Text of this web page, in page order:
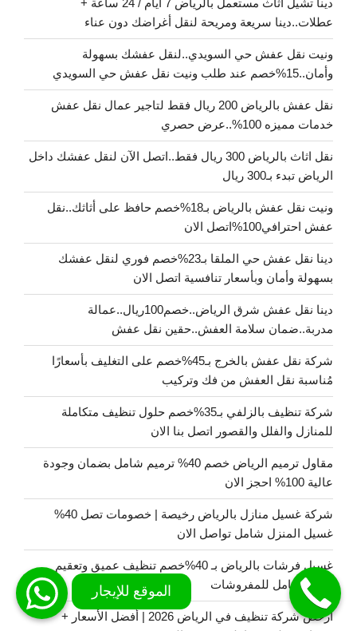
دينا تشيل اثاث مستعمل بالرياض 7 أيام / 24 ساعة +
عطلات..دينا سريعة ومريحة لنقل أغراضك دون عناء
ونيت نقل عفش حي السويدي..لنقل عفشك بسهولة
وأمان..15%خصم عند طلب ونيت نقل عفش حي السويدي
نقل عفش بالرياض 200 ريال فقط لتاجير عمال نقل عفش
خدمات مميزه 100%..عرض حصري
نقل اثاث بالرياض 300 ريال فقط..اتصل الآن لنقل عفشك داخل
الرياض تبدء بـ300 ريال
ونيت نقل عفش بالرياض بـ18%خصم حافظ على أثاثك..نقل
عفش احترافي100%اتصل الان
دينا نقل عفش حي الملقا بـ23%خصم فوري لنقل عفشك
بسهولة وأمان وبأسعار تنافسية اتصل الان
دينا نقل عفش شرق الرياض..خصم100ريال..عمالة
مدربة..ضمان سلامة العفش..حقين نقل عفش
شركة نقل عفش بالخرج بـ45%خصم على التغليف بأسعارًا
مُناسبة نقل العفش من فك وتركيب
شركة تنظيف بالزلفي بـ35%خصم حلول تنظيف متكاملة
للمنازل والفلل والقصور اتصل بنا الان
مقاول ترميم الرياض خصم 40% ترميم شامل بضمان وجودة
عالية 100% احجز الان
شركة غسيل منازل بالرياض رخيصة | خصومات تصل 40%
غسيل المنزل شامل تواصل الان
غسيل فرشات بالرياض بـ 40%خصم تنظيف عميق وتعقيم
بالبخار كامل للمفروشات
ارخص شركة تنظيف في الرياض 2026 | أفضل الأسعار +